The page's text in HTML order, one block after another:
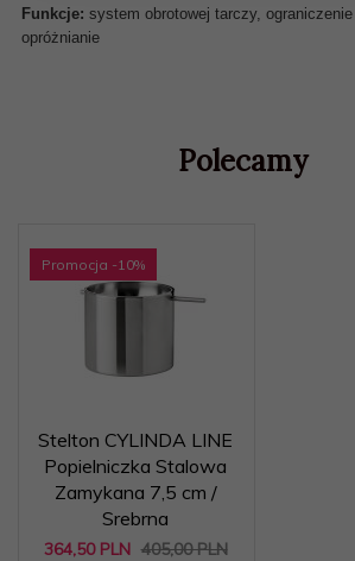
Funkcje: system obrotowej tarczy, ograniczenie
opróżnianie
Polecamy
Promocja -10%
Stelton CYLINDA LINE
Popielniczka Stalowa
Zamykana 7,5 cm /
Srebrna
364,50 PLN 405,00 PLN